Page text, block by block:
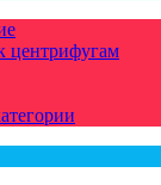
центрифугам